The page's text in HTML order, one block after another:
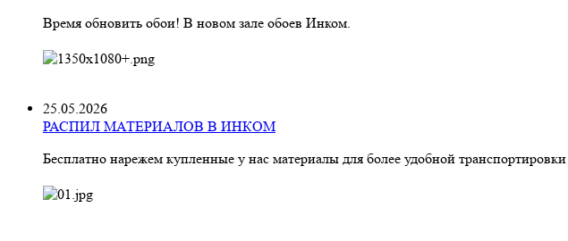
Время обновить обои! В новом зале обоев Инком.
25.05.2026
РАСПИЛ МАТЕРИАЛОВ В ИНКОМ
Бесплатно нарежем купленные у нас материалы для более удобной